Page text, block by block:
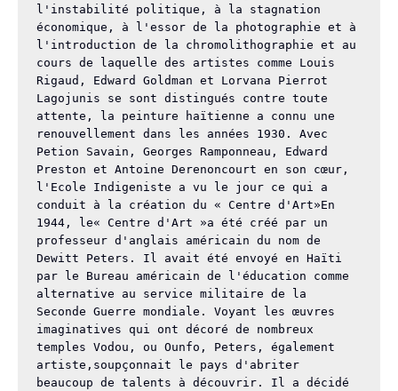
l'instabilité politique, à la stagnation
économique, à l'essor de la photographie et à
l'introduction de la chromolithographie et au
cours de laquelle des artistes comme Louis
Rigaud, Edward Goldman et Lorvana Pierrot
Lagojunis se sont distingués contre toute
attente, la peinture haïtienne a connu une
renouvellement dans les années 1930. Avec
Petion Savain, Georges Ramponneau, Edward
Preston et Antoine Derenoncourt en son cœur,
l'Ecole Indigeniste a vu le jour ce qui a
conduit à la création du « Centre d'Art»En
1944, le« Centre d'Art »a été créé par un
professeur d'anglais américain du nom de
Dewitt Peters. Il avait été envoyé en Haïti
par le Bureau américain de l'éducation comme
alternative au service militaire de la
Seconde Guerre mondiale. Voyant les œuvres
imaginatives qui ont décoré de nombreux
temples Vodou, ou Ounfo, Peters, également
artiste,soupçonnait le pays d'abriter
beaucoup de talents à découvrir. Il a décidé